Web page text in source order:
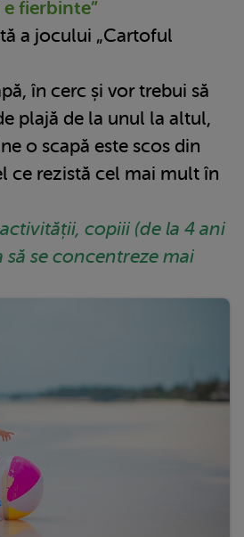
e fierbinte”
a jocului „Cartoful
în cerc și vor trebui să
plajă de la unul la altul,
o scapă este scos din
ce rezistă cel mai mult în
copiii (de la 4 ani
să se concentreze mai